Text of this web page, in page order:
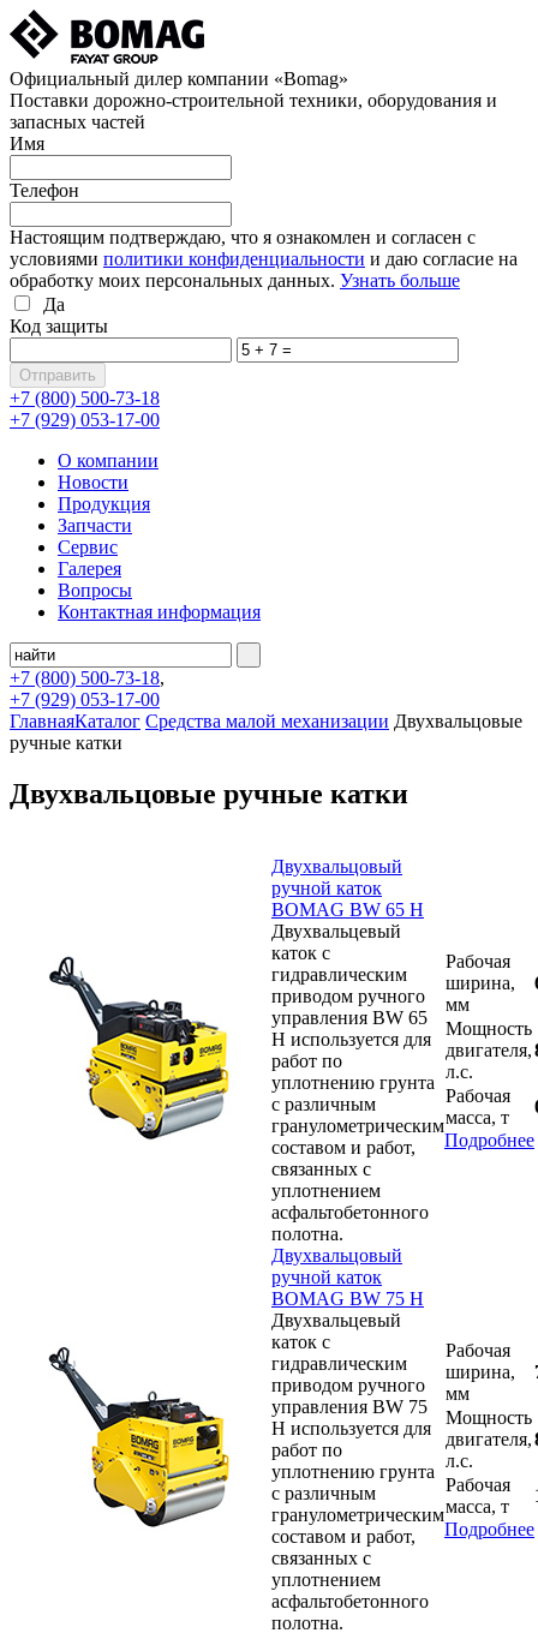
Официальный дилер компании «Bomag»
Поставки дорожно-строительной техники, оборудования и
запасных частей
Имя
Телефон
Настоящим подтверждаю, что я ознакомлен и согласен с
условиями политики конфиденциальности и даю согласие на
обработку моих персональных данных. Узнать больше
Да
Код защиты
+7 (800) 500-73-18
+7 (929) 053-17-00
О компании
Новости
Продукция
Запчасти
Сервис
Галерея
Вопросы
Контактная информация
+7 (800) 500-73-18,
+7 (929) 053-17-00
ГлавнаяКаталог Средства малой механизации Двухвальцовые
ручные катки
Двухвальцовые ручные катки
Двухвальцовый
ручной каток
BOMAG BW 65 H
Двухвальцевый
каток с
гидравлическим
приводом ручного
управления BW 65
H используется для
работ по
уплотнению грунта
с различным
гранулометрическим
составом и работ,
связанных с
уплотнением
асфальтобетонного
полотна.
Рабочая
ширина,
мм
Мощность
двигателя,
л.с.
Рабочая
масса, т
Подробнее
Двухвальцовый
ручной каток
BOMAG BW 75 H
Двухвальцевый
каток с
гидравлическим
приводом ручного
управления BW 75
H используется для
работ по
уплотнению грунта
с различным
гранулометрическим
составом и работ,
связанных с
уплотнением
асфальтобетонного
полотна.
Рабочая
ширина,
мм
Мощность
двигателя,
л.с.
Рабочая
масса, т
Подробнее